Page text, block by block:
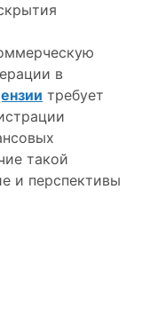
в
требует
такой
и перспективы